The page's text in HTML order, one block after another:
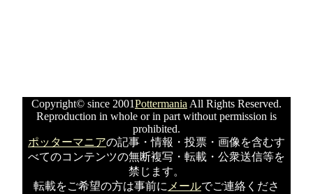
Copyright© since 2001Pottermania All Rights Reserved.
Reproduction in whole or in part without permission is
prohibited.
ポッターマニアの記事・情報・投票・画像を含むす
べてのコンテンツの無断複写・転載・公衆送信等を
禁じます。
転載をご希望の方は事前に メールでご連絡くださ